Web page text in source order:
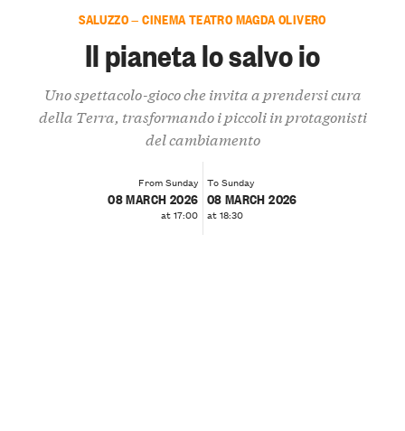
SALUZZO — CINEMA TEATRO MAGDA OLIVERO
Il pianeta lo salvo io
Uno spettacolo-gioco che invita a prendersi cura
della Terra, trasformando i piccoli in protagonisti
del cambiamento
From Sunday
08 MARCH 2026
at 17:00
To Sunday
08 MARCH 2026
at 18:30